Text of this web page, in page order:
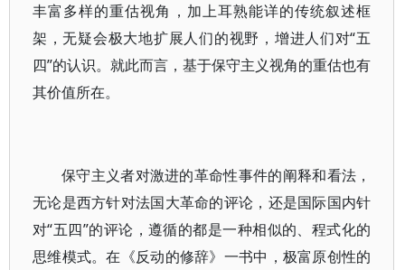
丰富多样的重估视角，加上耳熟能详的传统叙述框
架，无疑会极大地扩展人们的视野，增进人们对“五
四”的认识。就此而言，基于保守主义视角的重估也有
其价值所在。
保守主义者对激进的革命性事件的阐释和看法，
无论是西方针对法国大革命的评论，还是国际国内针
对“五四”的评论，遵循的都是一种相似的、程式化的
思维模式。在《反动的修辞》一书中，极富原创性的